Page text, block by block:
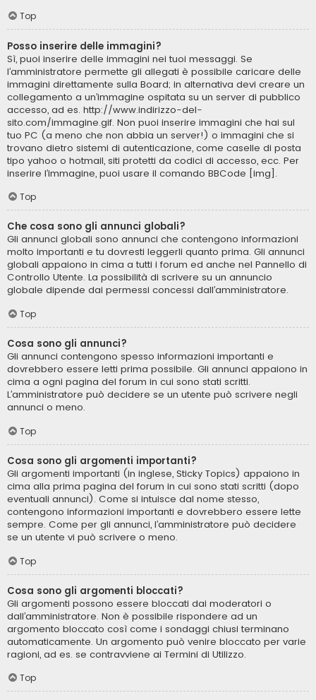
Top
Posso inserire delle immagini?
Sì, puoi inserire delle immagini nei tuoi messaggi. Se
l’amministratore permette gli allegati è possibile caricare delle
immagini direttamente sulla Board; in alternativa devi creare un
collegamento a un’immagine ospitata su un server di pubblico
accesso, ad es. http://www.indirizzo-del-
sito.com/immagine.gif. Non puoi inserire immagini che hai sul
tuo PC (a meno che non abbia un server!) o immagini che si
trovano dietro sistemi di autenticazione, come caselle di posta
tipo yahoo o hotmail, siti protetti da codici di accesso, ecc. Per
inserire l’immagine, puoi usare il comando BBCode [img].
Top
Che cosa sono gli annunci globali?
Gli annunci globali sono annunci che contengono informazioni
molto importanti e tu dovresti leggerli quanto prima. Gli annunci
globali appaiono in cima a tutti i forum ed anche nel Pannello di
Controllo Utente. La possibilità di scrivere su un annuncio
globale dipende dai permessi concessi dall’amministratore.
Top
Cosa sono gli annunci?
Gli annunci contengono spesso informazioni importanti e
dovrebbero essere letti prima possibile. Gli annunci appaiono in
cima a ogni pagina del forum in cui sono stati scritti.
L’amministratore può decidere se un utente può scrivere negli
annunci o meno.
Top
Cosa sono gli argomenti importanti?
Gli argomenti importanti (in inglese, Sticky Topics) appaiono in
cima alla prima pagina del forum in cui sono stati scritti (dopo
eventuali annunci). Come si intuisce dal nome stesso,
contengono informazioni importanti e dovrebbero essere lette
sempre. Come per gli annunci, l’amministratore può decidere
se un utente vi può scrivere o meno.
Top
Cosa sono gli argomenti bloccati?
Gli argomenti possono essere bloccati dai moderatori o
dall’amministratore. Non è possibile rispondere ad un
argomento bloccato così come i sondaggi chiusi terminano
automaticamente. Un argomento può venire bloccato per varie
ragioni, ad es. se contravviene ai Termini di Utilizzo.
Top